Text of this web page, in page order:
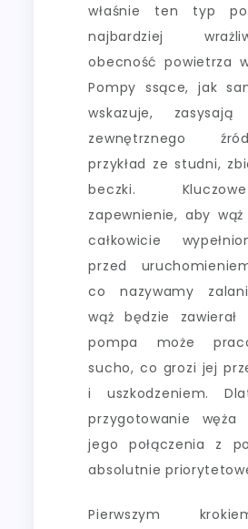
właśnie ten typ
najbardziej
obecność powietrza
Pompy ssące, jak
wskazuje,
zewnętrznego
przykład ze studni,
beczki.
zapewnienie, aby wąż
całkowicie
przed
co nazywamy
wąż będzie zawierał
pompa może
sucho, co grozi jej
i uszkodzeniem.
przygotowanie
jego połączenia z
absolutnie
Pierwszym